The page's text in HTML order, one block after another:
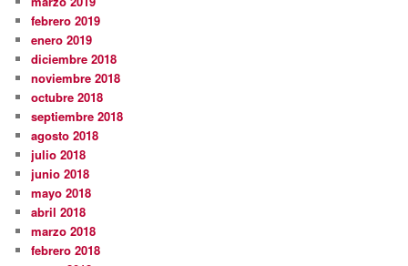
febrero 2019
enero 2019
diciembre 2018
noviembre 2018
octubre 2018
septiembre 2018
agosto 2018
julio 2018
junio 2018
mayo 2018
abril 2018
marzo 2018
febrero 2018